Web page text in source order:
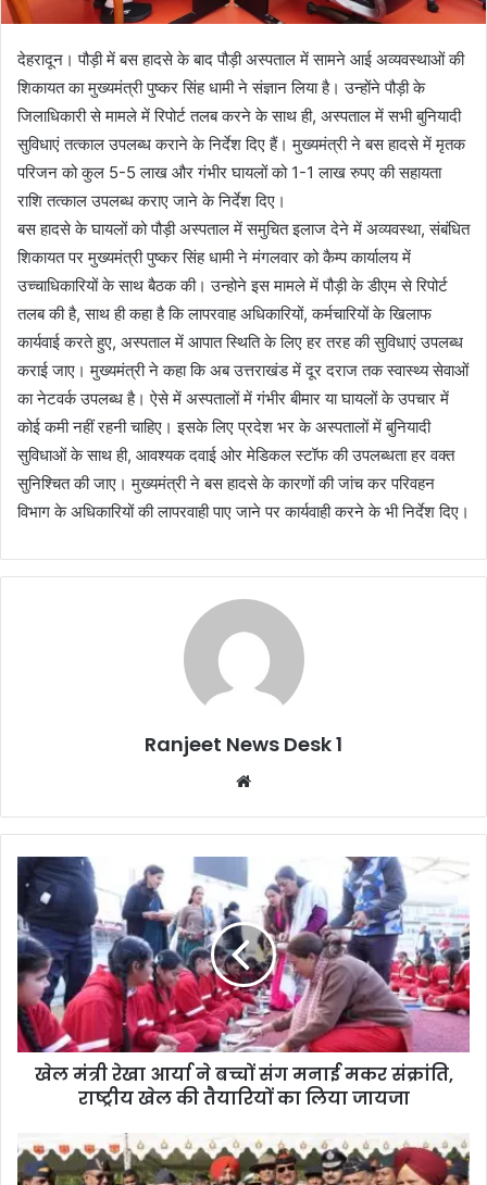
देहरादून। पौड़ी में बस हादसे के बाद पौड़ी अस्पताल में सामने आई अव्यवस्थाओं की
शिकायत का मुख्यमंत्री पुष्कर सिंह धामी ने संज्ञान लिया है। उन्होंने पौड़ी के
जिलाधिकारी से मामले में रिपोर्ट तलब करने के साथ ही, अस्पताल में सभी बुनियादी
सुविधाएं तत्काल उपलब्ध कराने के निर्देश दिए हैं। मुख्यमंत्री ने बस हादसे में मृतक
परिजन को कुल 5-5 लाख और गंभीर घायलों को 1-1 लाख रुपए की सहायता
राशि तत्काल उपलब्ध कराए जाने के निर्देश दिए।
बस हादसे के घायलों को पौड़ी अस्पताल में समुचित इलाज देने में अव्यवस्था, संबंधित
शिकायत पर मुख्यमंत्री पुष्कर सिंह धामी ने मंगलवार को कैम्प कार्यालय में
उच्चाधिकारियों के साथ बैठक की। उन्होने इस मामले में पौड़ी के डीएम से रिपोर्ट
तलब की है, साथ ही कहा है कि लापरवाह अधिकारियों, कर्मचारियों के खिलाफ
कार्यवाई करते हुए, अस्पताल में आपात स्थिति के लिए हर तरह की सुविधाएं उपलब्ध
कराई जाए। मुख्यमंत्री ने कहा कि अब उत्तराखंड में दूर दराज तक स्वास्थ्य सेवाओं
का नेटवर्क उपलब्ध है। ऐसे में अस्पतालों में गंभीर बीमार या घायलों के उपचार में
कोई कमी नहीं रहनी चाहिए। इसके लिए प्रदेश भर के अस्पतालों में बुनियादी
सुविधाओं के साथ ही, आवश्यक दवाई ओर मेडिकल स्टॉफ की उपलब्धता हर वक्त
सुनिश्चित की जाए। मुख्यमंत्री ने बस हादसे के कारणों की जांच कर परिवहन
विभाग के अधिकारियों की लापरवाही पाए जाने पर कार्यवाही करने के भी निर्देश दिए।
Ranjeet News Desk 1
te
खेल मंत्री रेखा आर्या ने बच्चों संग मनाई मकर संक्रांति,
राष्ट्रीय खेल की तैयारियों का लिया जायजा